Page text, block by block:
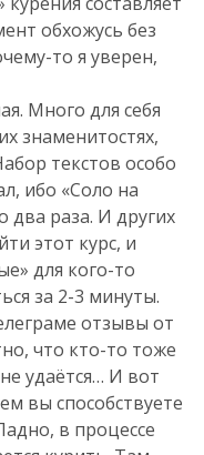
обхожусь без
то я уверен,
Много для себя
знаменитостях,
текстов особо
ибо «Соло на
два раза. И других
этот курс, и
для кого-то
за 2-3 минуты.
отзывы от
что кто-то тоже
удаётся… И вот
вы способствуете
в процессе